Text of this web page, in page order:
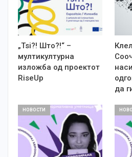
„Tsi?! Што?!“ –
мултикултурна
изложба од проектот
RiseUp
да
НОВОСТИ